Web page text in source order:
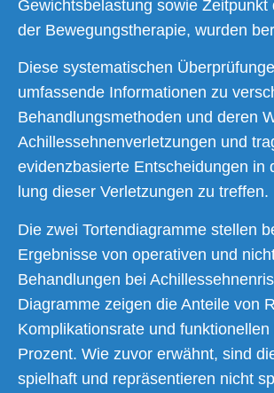
Gewichts­be­las­tung sowie Zeit­punkt
der Bewe­gungs­the­ra­pie, wur­den
Die­se sys­te­ma­ti­schen
umfas­sen­de Infor­ma­tio­nen zu
Behand­lungs­me­tho­den und deren
Achil­les­seh­nen­ver­let­zun­gen und
evi­denz­ba­sier­te Ent­schei­dun­gen in
lung die­ser Ver­let­zun­gen zu treffen.
Die zwei Tor­ten­dia­gram­me stel­len
Ergeb­nis­se von ope­ra­ti­ven und
Behand­lun­gen bei
Dia­gram­me zei­gen die Antei­le von
Kom­pli­ka­ti­ons­ra­te und
Pro­zent. Wie zuvor erwähnt, sind
spiel­haft und reprä­sen­tie­ren nicht